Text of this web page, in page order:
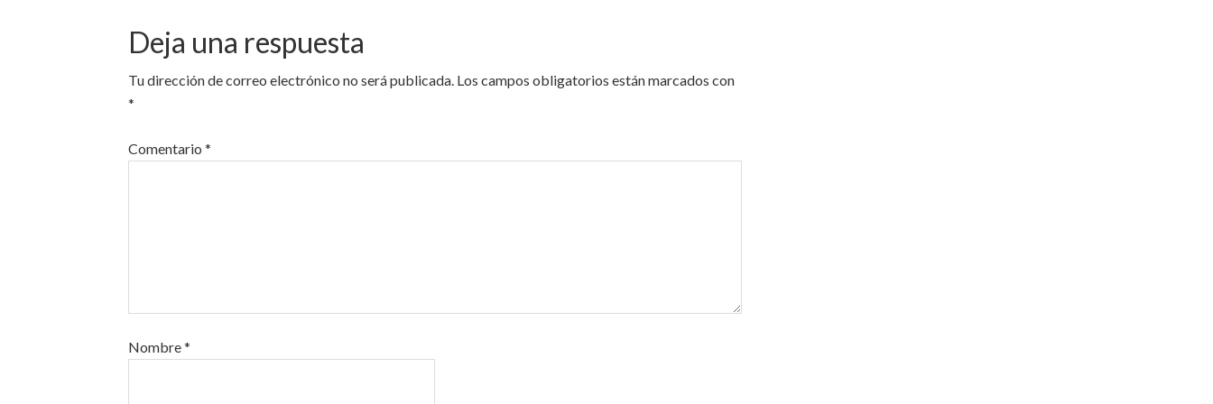
Deja una respuesta
Tu dirección de correo electrónico no será publicada. Los campos obligatorios están marcados con
*
Comentario *
Nombre*